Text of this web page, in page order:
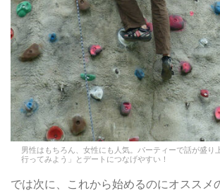
男性はもちろん、女性にも人気。パーティーで話が盛り
行ってみよう」とデートにつなげやすい！
では次に、これから始めるのにオススメ